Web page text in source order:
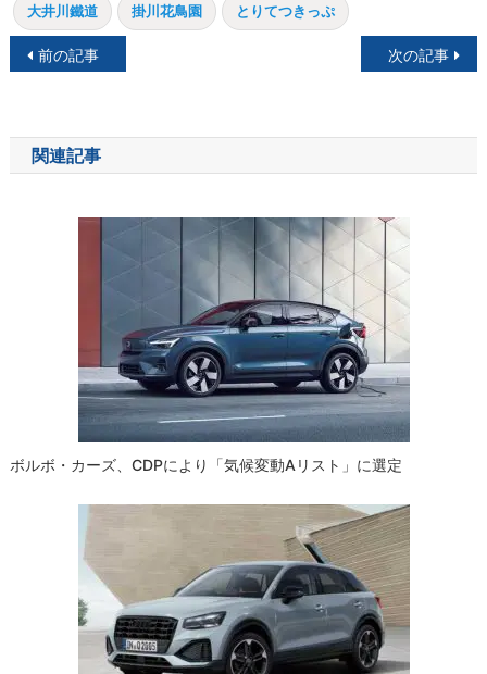
大井川鐵道 掛川花鳥園 とりてつきっぷ
投
ナ
ビ
前の記事 次の記事
関連記事
ボルボ・カーズ、CDPにより「気候変動Aリスト」に選定